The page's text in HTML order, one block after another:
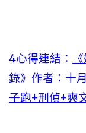
4心得連結：
錄》作者：十
子跑+刑偵+爽